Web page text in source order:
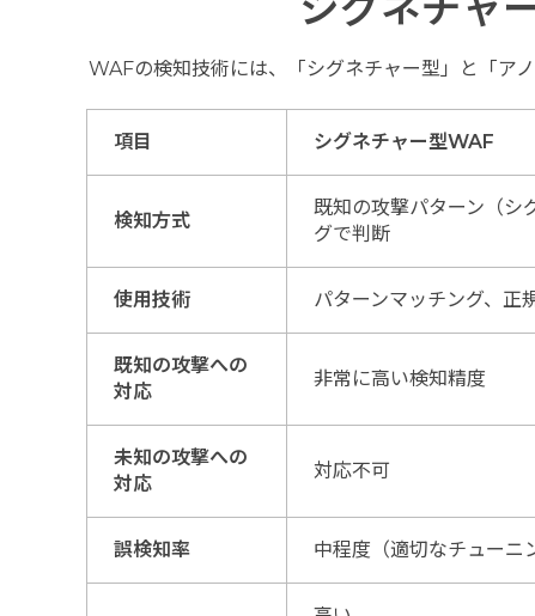
WAFの検知技術には、「シグネチャー型」と「ア
項目 シグネチャー型WAF
検知方式
既知の攻撃パターン（シ
グで判断
使用技術 パターンマッチング、正
既知の攻撃への
対応
非常に高い検知精度
未知の攻撃への
対応
対応不可
誤検知率 中程度（適切なチューニ